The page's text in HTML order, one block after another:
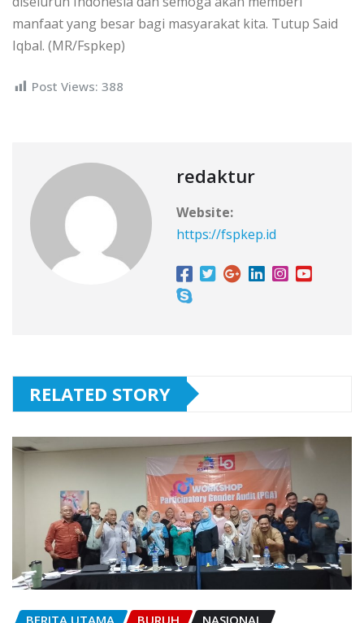
manfaat yang besar bagi masyarakat kita. Tutup Said
Iqbal. (MR/Fspkep)
Post Views: 388
redaktur
Website:
https://fspkep.id
RELATED STORY